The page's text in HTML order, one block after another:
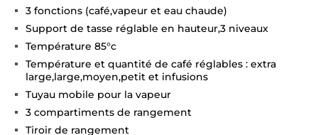
3 fonctions (café,vapeur et eau chaude)
Support de tasse réglable en hauteur,3 niveaux
Température 85°c
Température et quantité de café réglables : extra
large,large,moyen,petit et infusions
Tuyau mobile pour la vapeur
3 compartiments de rangement
Tiroir de rangement